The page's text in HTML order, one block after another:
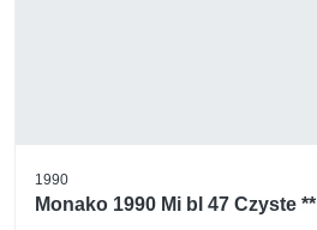
1990
Monako 1990 Mi bl 47 Czyste **